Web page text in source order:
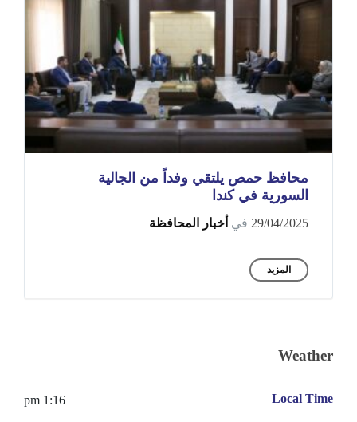
محافظ حمص يلتقي وفداً من الجالية
السورية في كندا
29/04/2025 في أخبار المحافظة
المزيد
Weather
Local Time
1:16 pm